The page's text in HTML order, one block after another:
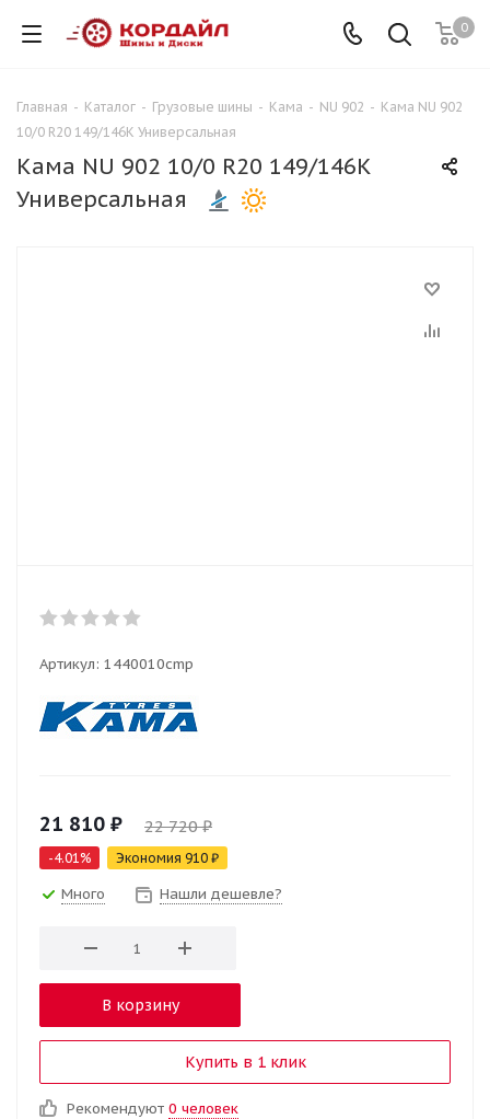
0
Главная - Каталог - Грузовые шины - Кама - NU 902 - Кама NU 902
10/0 R20 149/146K Универсальная
Кама NU 902 10/0 R20 149/146K
Универсальная
Артикул: 1440010cmp
21 810 ₽ 22 720₽
-4.01% Экономия 910 ₽
Много Нашли дешевле?
В корзину
Купить в 1 клик
Рекомендуют 0 человек